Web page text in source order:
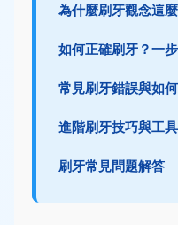
為什麼刷牙觀念這
如何正確刷牙？一
常見刷牙錯誤與如
進階刷牙技巧與工
刷牙常見問題解答